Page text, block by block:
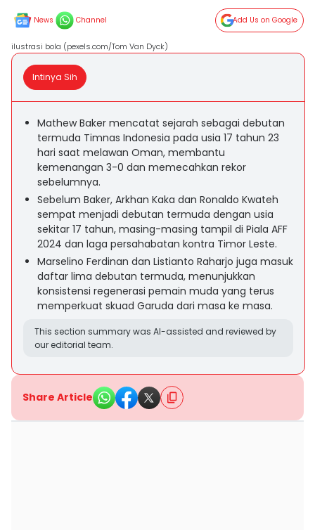
News Channel Add Us on Google
ilustrasi bola (pexels.com/Tom Van Dyck)
Intinya Sih
Mathew Baker mencatat sejarah sebagai debutan
termuda Timnas Indonesia pada usia 17 tahun 23
hari saat melawan Oman, membantu
kemenangan 3-0 dan memecahkan rekor
sebelumnya.
Sebelum Baker, Arkhan Kaka dan Ronaldo Kwateh
sempat menjadi debutan termuda dengan usia
sekitar 17 tahun, masing-masing tampil di Piala AFF
2024 dan laga persahabatan kontra Timor Leste.
Marselino Ferdinan dan Listianto Raharjo juga masuk
daftar lima debutan termuda, menunjukkan
konsistensi regenerasi pemain muda yang terus
memperkuat skuad Garuda dari masa ke masa.
This section summary was AI-assisted and reviewed by
our editorial team.
Share Article